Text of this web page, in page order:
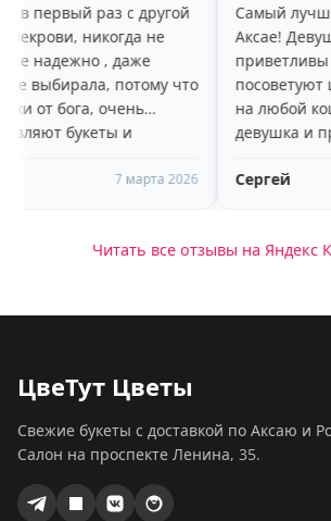
с другой
не
, даже
потому что
очень
и
Самый лучший магазин
Аксае! Девушки
приветливы и с
посоветуют цветы,
на любой кошелёк. А
девушка и пришли за
молодой, улыбчивый
Сергей
Читать все отзывы на Яндекс
ЦвеТут Цветы
Свежие букеты с доставкой по Аксаю и
Салон на проспекте Ленина, 35.